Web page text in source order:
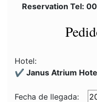
Reservation Tel:
Hotel:
✔️ Janus Atrium
Fecha de llegada: